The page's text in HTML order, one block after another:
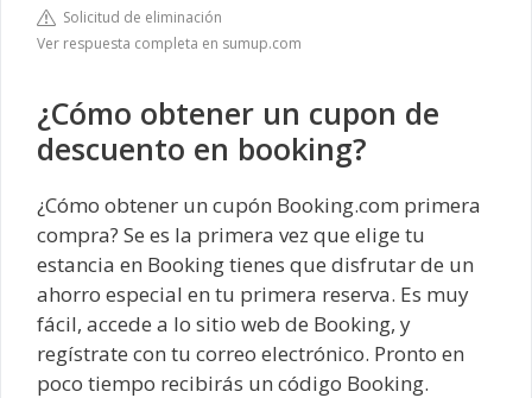
Solicitud de eliminación
Ver respuesta completa en sumup.com
¿Cómo obtener un cupon de
descuento en booking?
¿Cómo obtener un cupón Booking.com primera
compra? Se es la primera vez que elige tu
estancia en Booking tienes que disfrutar de un
ahorro especial en tu primera reserva. Es muy
fácil, accede a lo sitio web de Booking, y
regístrate con tu correo electrónico. Pronto en
poco tiempo recibirás un código Booking.